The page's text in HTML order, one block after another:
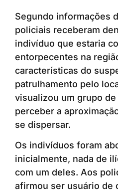
Segundo informações
policiais receberam
indivíduo que estaria
entorpecentes na
características do
patrulhamento pelo
visualizou um grupo
perceber a
se dispersar.
Os indivíduos foram
inicialmente, nada de
com um deles. Aos
afirmou ser usuário de